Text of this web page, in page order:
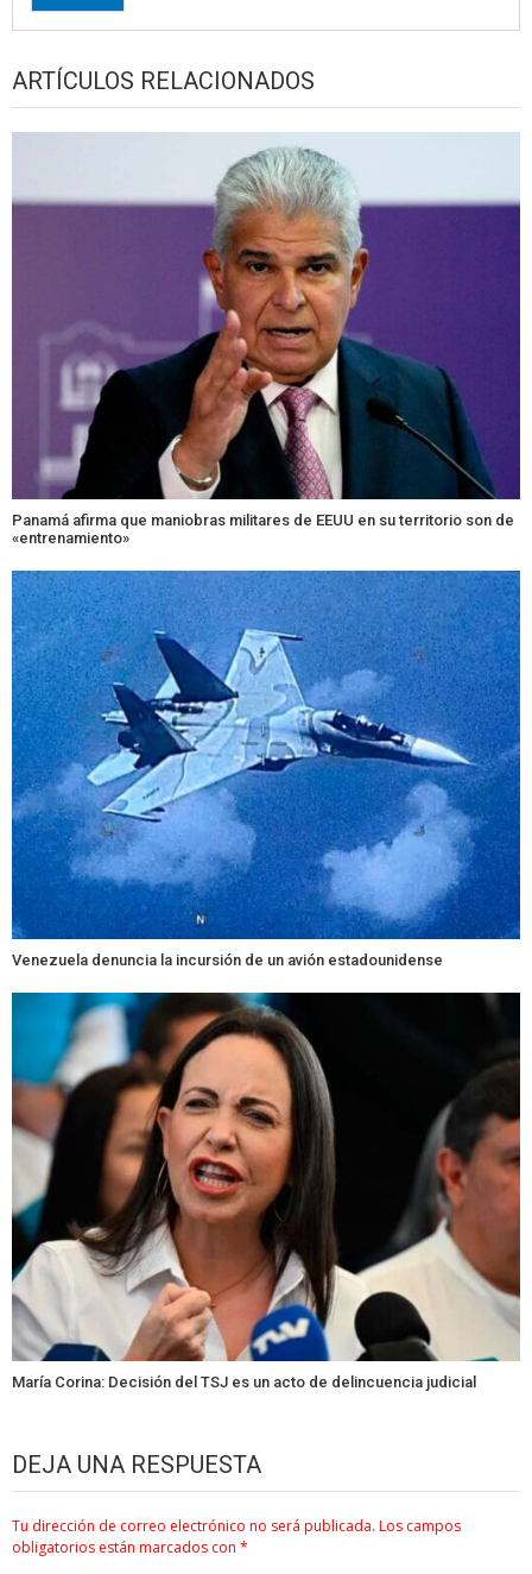
ARTÍCULOS RELACIONADOS
Panamá afirma que maniobras militares de EEUU en su territorio son de
«entrenamiento»
Venezuela denuncia la incursión de un avión estadounidense
María Corina: Decisión del TSJ es un acto de delincuencia judicial
DEJA UNA RESPUESTA
Tu dirección de correo electrónico no será publicada. Los campos
obligatorios están marcados con *